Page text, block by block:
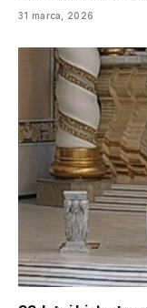
31 marca, 2026